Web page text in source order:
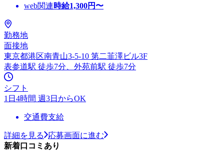
web関連時給1,300円〜
勤務地
面接地
東京都港区南青山3-5-10 第二韮澤ビル3F
表参道駅 徒歩7分、外苑前駅 徒歩7分
シフト
1日4時間 週3日からOK
交通費支給
詳細を見る
応募画面に進む
新着口コミあり